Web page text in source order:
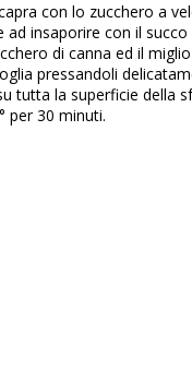
con lo zucchero a
ad insaporire con il
di canna ed il
pressandoli
tutta la superficie della
per 30 minuti.